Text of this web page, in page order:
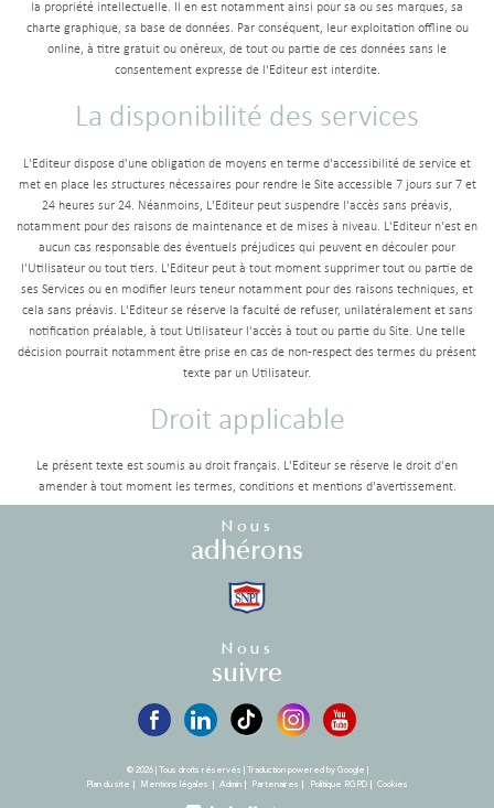
la propriété intellectuelle. Il en est notamment ainsi pour sa ou ses marques, sa
charte graphique, sa base de données. Par conséquent, leur exploitation offline ou
online, à titre gratuit ou onéreux, de tout ou partie de ces données sans le
consentement expresse de l'Editeur est interdite.
La disponibilité des services
L'Editeur dispose d'une obligation de moyens en terme d'accessibilité de service et
met en place les structures nécessaires pour rendre le Site accessible 7 jours sur 7 et
24 heures sur 24. Néanmoins, L'Editeur peut suspendre l'accès sans préavis,
notamment pour des raisons de maintenance et de mises à niveau. L'Editeur n'est en
aucun cas responsable des éventuels préjudices qui peuvent en découler pour
l'Utilisateur ou tout tiers. L'Editeur peut à tout moment supprimer tout ou partie de
ses Services ou en modifier leurs teneur notamment pour des raisons techniques, et
cela sans préavis. L'Editeur se réserve la faculté de refuser, unilatéralement et sans
notification préalable, à tout Utilisateur l'accès à tout ou partie du Site. Une telle
décision pourrait notamment être prise en cas de non-respect des termes du présent
texte par un Utilisateur.
Droit applicable
Le présent texte est soumis au droit français. L'Editeur se réserve le droit d'en
amender à tout moment les termes, conditions et mentions d'avertissement.
Nous
adhérons
Nous
suivre
© 2026 | Tous droits réservés | Traduction powered by Google |
Plan du site
Mentions légales Admin Partenaires Politique RGPD Cookies